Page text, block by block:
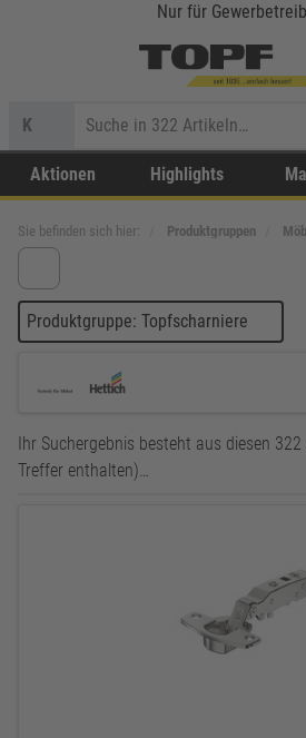
Nur für
K
Aktionen Highlights
Sie befinden sich hier: Produktgruppen
Produktgruppe: Topfscharniere
Ihr Suchergebnis besteht aus diesen
Treffer enthalten)…